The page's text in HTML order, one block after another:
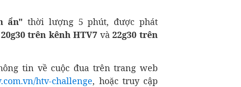
ẩn" thời lượng 5 phút, được phát
trên kênh HTV7 và22g30 trên
tin về cuộc đua trên trang web
htv-challenge, hoặc truy cập